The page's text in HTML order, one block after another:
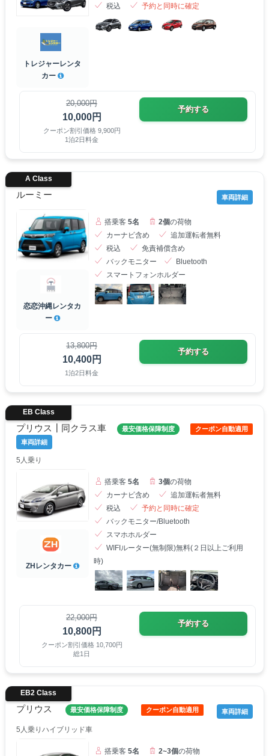
トレジャーレンタ
カー
税込
予約と同時に確定
20,000円
10,000円
クーポン割引価格 9,900円
1泊2日料金
予約する
ルーミー 車両詳細
A Class
恋恋沖縄レンタカ
ー
搭乗客5名 2個の荷物
カーナビ含め
追加運転者無料
税込
免責補償含め
バックモニター
Bluetooth
スマートフォンホルダー
13,800円
10,400円
1泊2日料金
予約する
プリウス┃同クラス車 最安価格保障制度
クーポン自動適用
車両詳細
EB Class
5人乗り
ZHレンタカー
搭乗客5名 3個の荷物
カーナビ含め
追加運転者無料
税込
予約と同時に確定
バックモニター/Bluetooth
スマホホルダー
WIFIルーター(無制限)無料(２日以上ご利用
時)
22,000円
10,800円
クーポン割引価格 10,700円
総1日
予約する
プリウス 最安価格保障制度 クーポン自動適用 車両詳細
EB2 Class
5人乗りハイブリッド車
搭乗客5名 2~3個の荷物